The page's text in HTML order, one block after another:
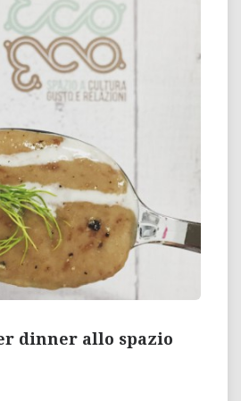
dinner allo spazio